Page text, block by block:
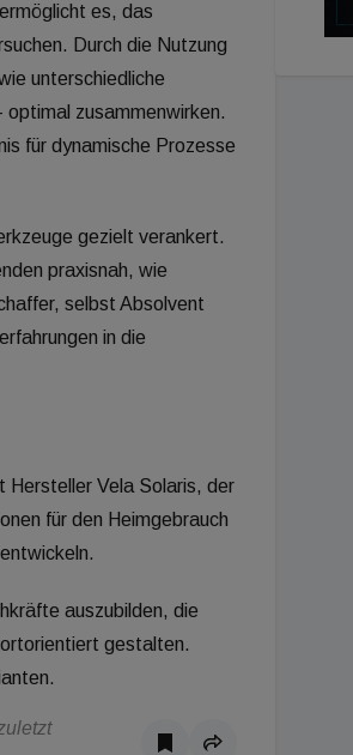
es, das
Durch die Nutzung
unterschiedliche
zusammenwirken.
für dynamische Prozesse
gezielt verankert.
praxisnah, wie
selbst Absolvent
in die
Hersteller Vela Solaris, der
für den Heimgebrauch
auszubilden, die
gestalten.